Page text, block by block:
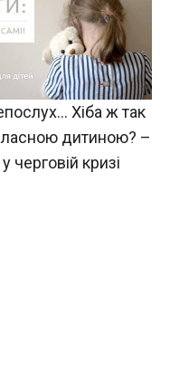
Хіба ж так
дитиною? –
черговій кризі